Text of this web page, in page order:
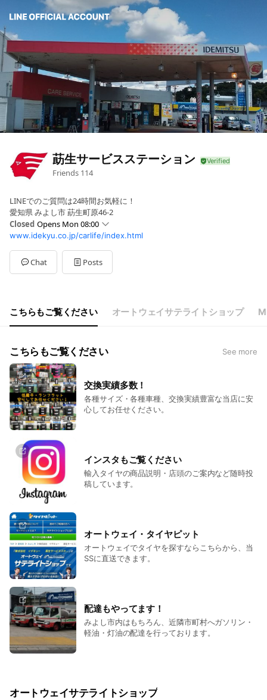
莇生サービスステーション
Friends 114
LINEでのご質問は24時間お気軽に！
愛知県 みよし市 莇生町原46-2
Closed Opens Mon 08:00
SunClosed
Mon08:00 - 20:00
Tue08:00 - 20:00
Wed08:00 - 20:00
08:00 - 19:00
www.idekyu.co.jp/carlife/index.html
Chat Posts
こちらもご覧ください オートウェイサテライトショップ
こちらもご覧ください See more
交換実績多数！
各種サイズ・各種車種、交換実績豊富な当店に安
心してお任せください。
インスタもご覧ください
輸入タイヤの商品説明・店頭のご案内など随時投
稿しています。
オートウェイ・タイヤピット
オートウェイでタイヤを探すならこちらから、当
SSに直送できます。
配達もやってます！
みよし市内はもちろん、近隣市町村へガソリン・
軽油・灯油の配達を行っております。
オートウェイサテライトショップ